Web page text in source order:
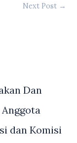
Next Post →
Dan
dan Komisi